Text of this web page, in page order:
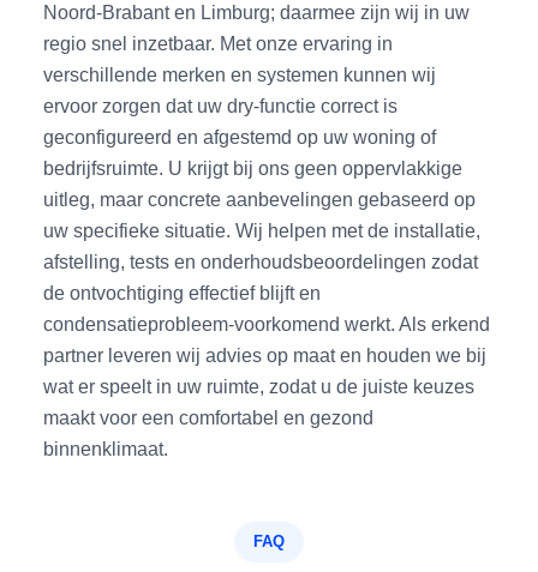
Noord-Brabant en Limburg; daarmee zijn wij in uw
regio snel inzetbaar. Met onze ervaring in
verschillende merken en systemen kunnen wij
ervoor zorgen dat uw dry-functie correct is
geconfigureerd en afgestemd op uw woning of
bedrijfsruimte. U krijgt bij ons geen oppervlakkige
uitleg, maar concrete aanbevelingen gebaseerd op
uw specifieke situatie. Wij helpen met de installatie,
afstelling, tests en onderhoudsbeoordelingen zodat
de ontvochtiging effectief blijft en
condensatieprobleem-voorkomend werkt. Als erkend
partner leveren wij advies op maat en houden we bij
wat er speelt in uw ruimte, zodat u de juiste keuzes
maakt voor een comfortabel en gezond
binnenklimaat.
FAQ